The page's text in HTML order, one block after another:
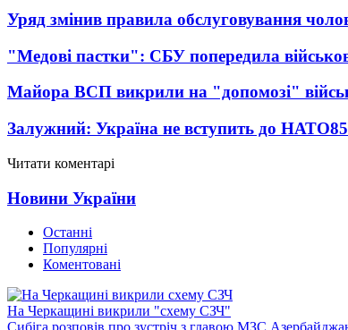
Уряд змінив правила обслуговування
"Медові пастки": СБУ попередила
Майора ВСП викрили на "допомозі"
Залужний: Україна не вступить до НАТО
Читати коментарі
Новини України
Останні
Популярні
Коментовані
На Черкащині викрили "схему СЗЧ"